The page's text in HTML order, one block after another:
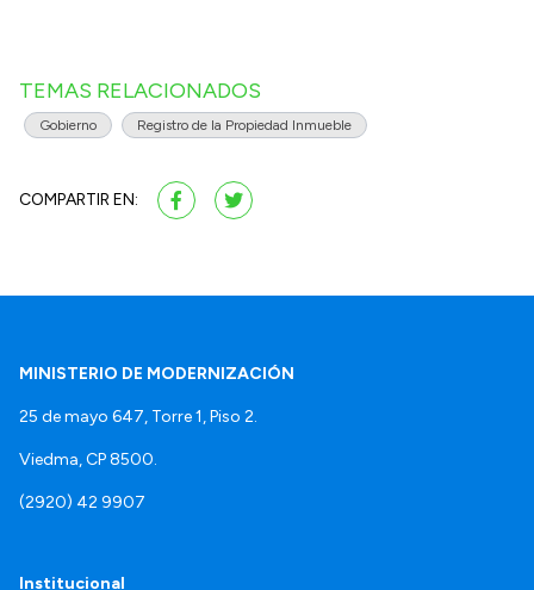
TEMAS RELACIONADOS
Gobierno Registro de la Propiedad Inmueble
COMPARTIR EN:
MINISTERIO DE MODERNIZACIÓN
25 de mayo 647, Torre 1, Piso 2.
Viedma, CP 8500.
(2920) 42 9907
Institucional